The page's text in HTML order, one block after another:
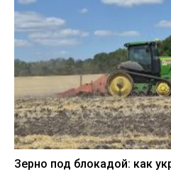
Зерно под блокадой: как